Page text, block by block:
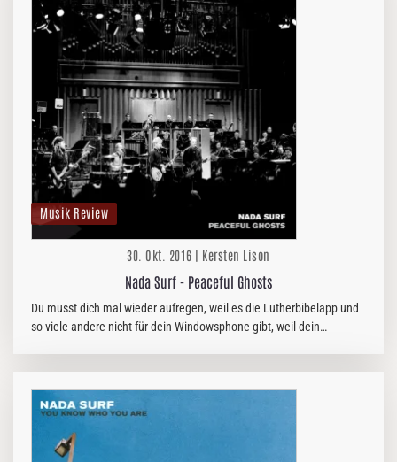
Musik Review
30. Okt. 2016 | Kersten Lison
Nada Surf - Peaceful Ghosts
Du musst dich mal wieder aufregen, weil es die Lutherbibelapp und
so viele andere nicht für dein Windowsphone gibt, weil dein